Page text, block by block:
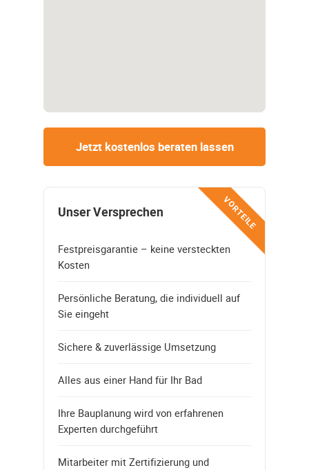
Jetzt kostenlos beraten lassen
VORTEILE
Unser Versprechen
Festpreisgarantie – keine versteckten
Kosten
Persönliche Beratung, die individuell auf
Sie eingeht
Sichere & zuverlässige Umsetzung
Alles aus einer Hand für Ihr Bad
Ihre Bauplanung wird von erfahrenen
Experten durchgeführt
Mitarbeiter mit Zertifizierung und